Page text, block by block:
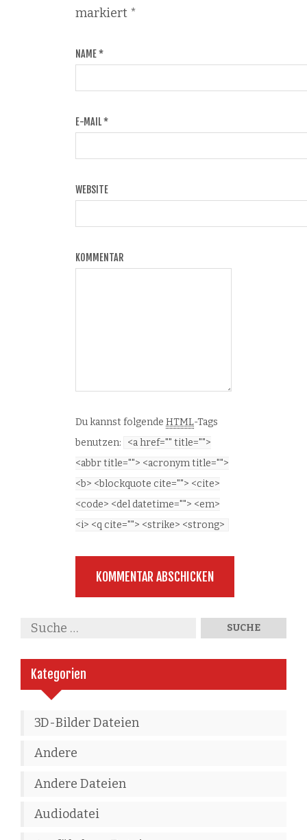
markiert *
NAME*
E-MAIL*
WEBSITE
KOMMENTAR
Du kannst folgende HTML-Tags
benutzen:
<a href="" title="">
<abbr title=""> <acronym title="">
<b> <blockquote cite=""> <cite>
<code> <del datetime=""> <em>
<i> <q cite=""> <strike> <strong>
Kategorien
3D-Bilder Dateien
Andere
Andere Dateien
Audiodatei